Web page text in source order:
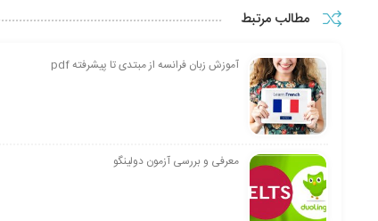
مطالب مرتبط
آموزش زبان فرانسه از مبتدی تا پیشرفته pdf
معرفی و بررسی آزمون دولینگو